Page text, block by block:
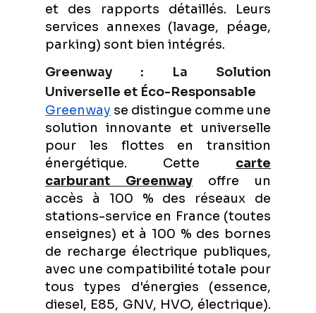
et des rapports détaillés. Leurs
services annexes (lavage, péage,
parking) sont bien intégrés.
Greenway : La Solution
Universelle et Éco-Responsable
Greenway se distingue comme une
solution innovante et universelle
pour les flottes en transition
énergétique. Cette
carte
carburant Greenway offre un
accès à 100 % des réseaux de
stations-service en France (toutes
enseignes) et à 100 % des bornes
de recharge électrique publiques,
avec une compatibilité totale pour
tous types d'énergies (essence,
diesel, E85, GNV, HVO, électrique).